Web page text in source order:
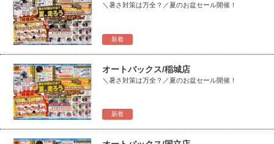
新着
＼暑さ対策は万全？／夏のお盆セール開催！
新着
オートバックス/稲城店
＼暑さ対策は万全？／夏のお盆セール開催！